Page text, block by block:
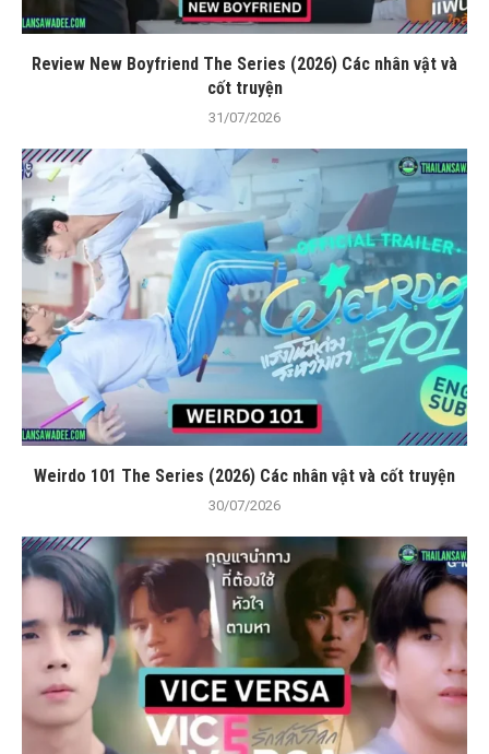
Review New Boyfriend The Series (2026) Các nhân vật và
cốt truyện
31/07/2026
Weirdo 101 The Series (2026) Các nhân vật và cốt truyện
30/07/2026